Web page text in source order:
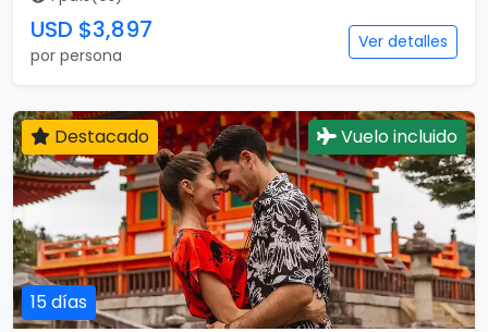
USD $3,897
por persona
Ver detalles
15 días
Destacado Vuelo incluido